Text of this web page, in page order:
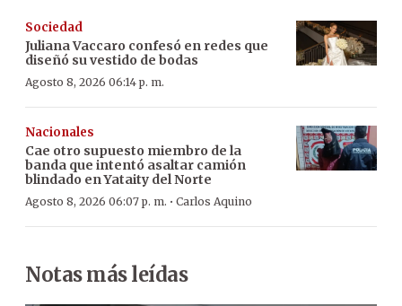
Sociedad
Juliana Vaccaro confesó en redes que
diseñó su vestido de bodas
Agosto 8, 2026 06:14 p. m.
Nacionales
Cae otro supuesto miembro de la
banda que intentó asaltar camión
blindado en Yataity del Norte
Agosto 8, 2026 06:07 p. m. · Carlos Aquino
Notas más leídas